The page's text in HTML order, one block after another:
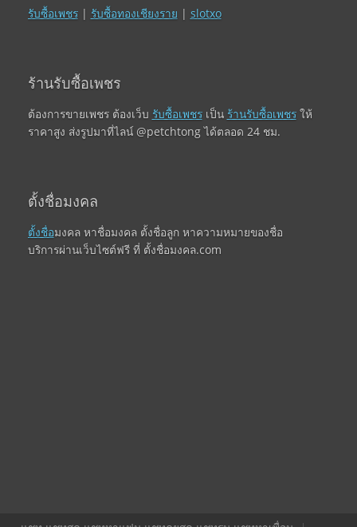
รับซื้อเพชร| รับซื้อทองเชียงราย | slotxo
ร้านรับซื้อเพชร
ต้องการขายเพชร ต้องเว็บ รับซื้อเพชรเป็น ร้านรับซื้อเพชรให้
ราคาสูง ส่งรูปมาที่ไลน์ @petchtong ได้ตลอด 24 ชม.
ตั้งชื่อมงคล
ตั้งชื่อมงคล หาชื่อมงคล ตั้งชื่อลูก หาความหมายของชื่อ
บริการผ่านเว็บไซต์ฟรี ที่ ตั้งชื่อมงคล.com